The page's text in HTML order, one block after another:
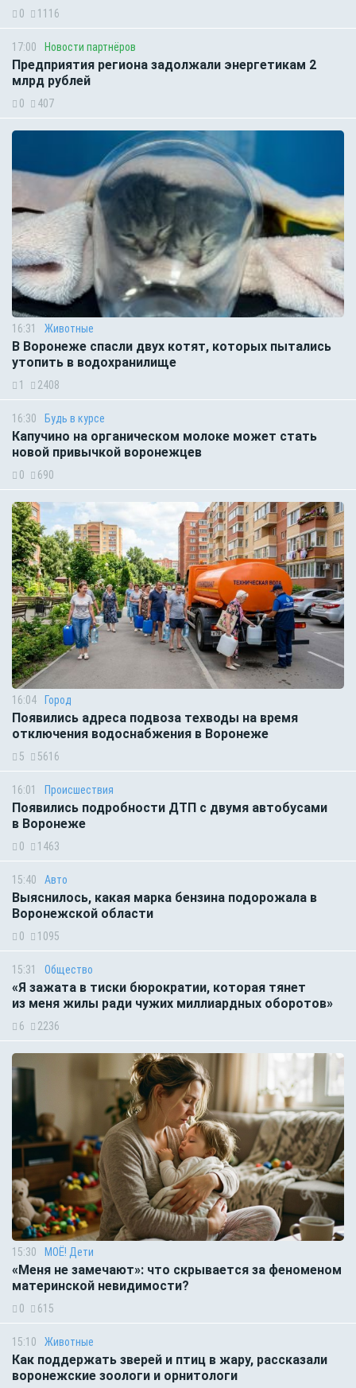
0 1116
17:00 Новости партнёров
Предприятия региона задолжали энергетикам 2
млрд рублей
0 407
16:31 Животные
В Воронеже спасли двух котят, которых пытались
утопить в водохранилище
1 2408
16:30 Будь в курсе
Капучино на органическом молоке может стать
новой привычкой воронежцев
0 690
16:04 Город
Появились адреса подвоза техводы на время
отключения водоснабжения в Воронеже
5 5616
16:01 Происшествия
Появились подробности ДТП с двумя автобусами
в Воронеже
0 1463
15:40 Авто
Выяснилось, какая марка бензина подорожала в
Воронежской области
0 1095
15:31 Общество
«Я зажата в тиски бюрократии, которая тянет
из меня жилы ради чужих миллиардных оборотов»
6 2236
15:30 МОЁ! Дети
«Меня не замечают»: что скрывается за феноменом
материнской невидимости?
0 615
15:10 Животные
Как поддержать зверей и птиц в жару, рассказали
воронежские зоологи и орнитологи